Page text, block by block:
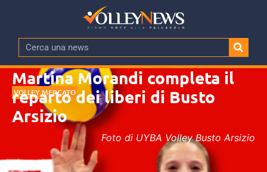
VOLLEY MERCATO
Martina Morandi completa il
reparto dei liberi di Busto
Arsizio
Foto di UYBA Volley Busto Arsizio